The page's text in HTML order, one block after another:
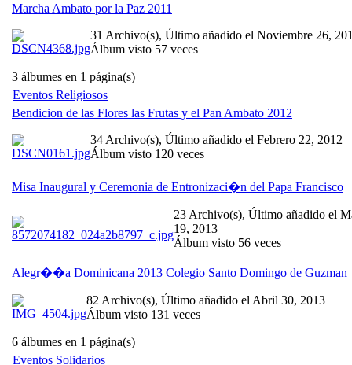
Marcha Ambato por la Paz 2011
31 Archivo(s), Último añadido el Noviembre 26,
Álbum visto 57 veces
3 álbumes en 1 página(s)
Eventos Religiosos
Bendicion de las Flores las Frutas y el Pan Ambato 2012
34 Archivo(s), Último añadido el Febrero 22, 2012
Álbum visto 120 veces
Misa Inaugural y Ceremonia de Entronizaci�n del Papa Francisco
23 Archivo(s), Último añadido el
19, 2013
Álbum visto 56 veces
Alegr��a Dominicana 2013 Colegio Santo Domingo de Guzman
82 Archivo(s), Último añadido el Abril 30, 2013
Álbum visto 131 veces
6 álbumes en 1 página(s)
Eventos Solidarios